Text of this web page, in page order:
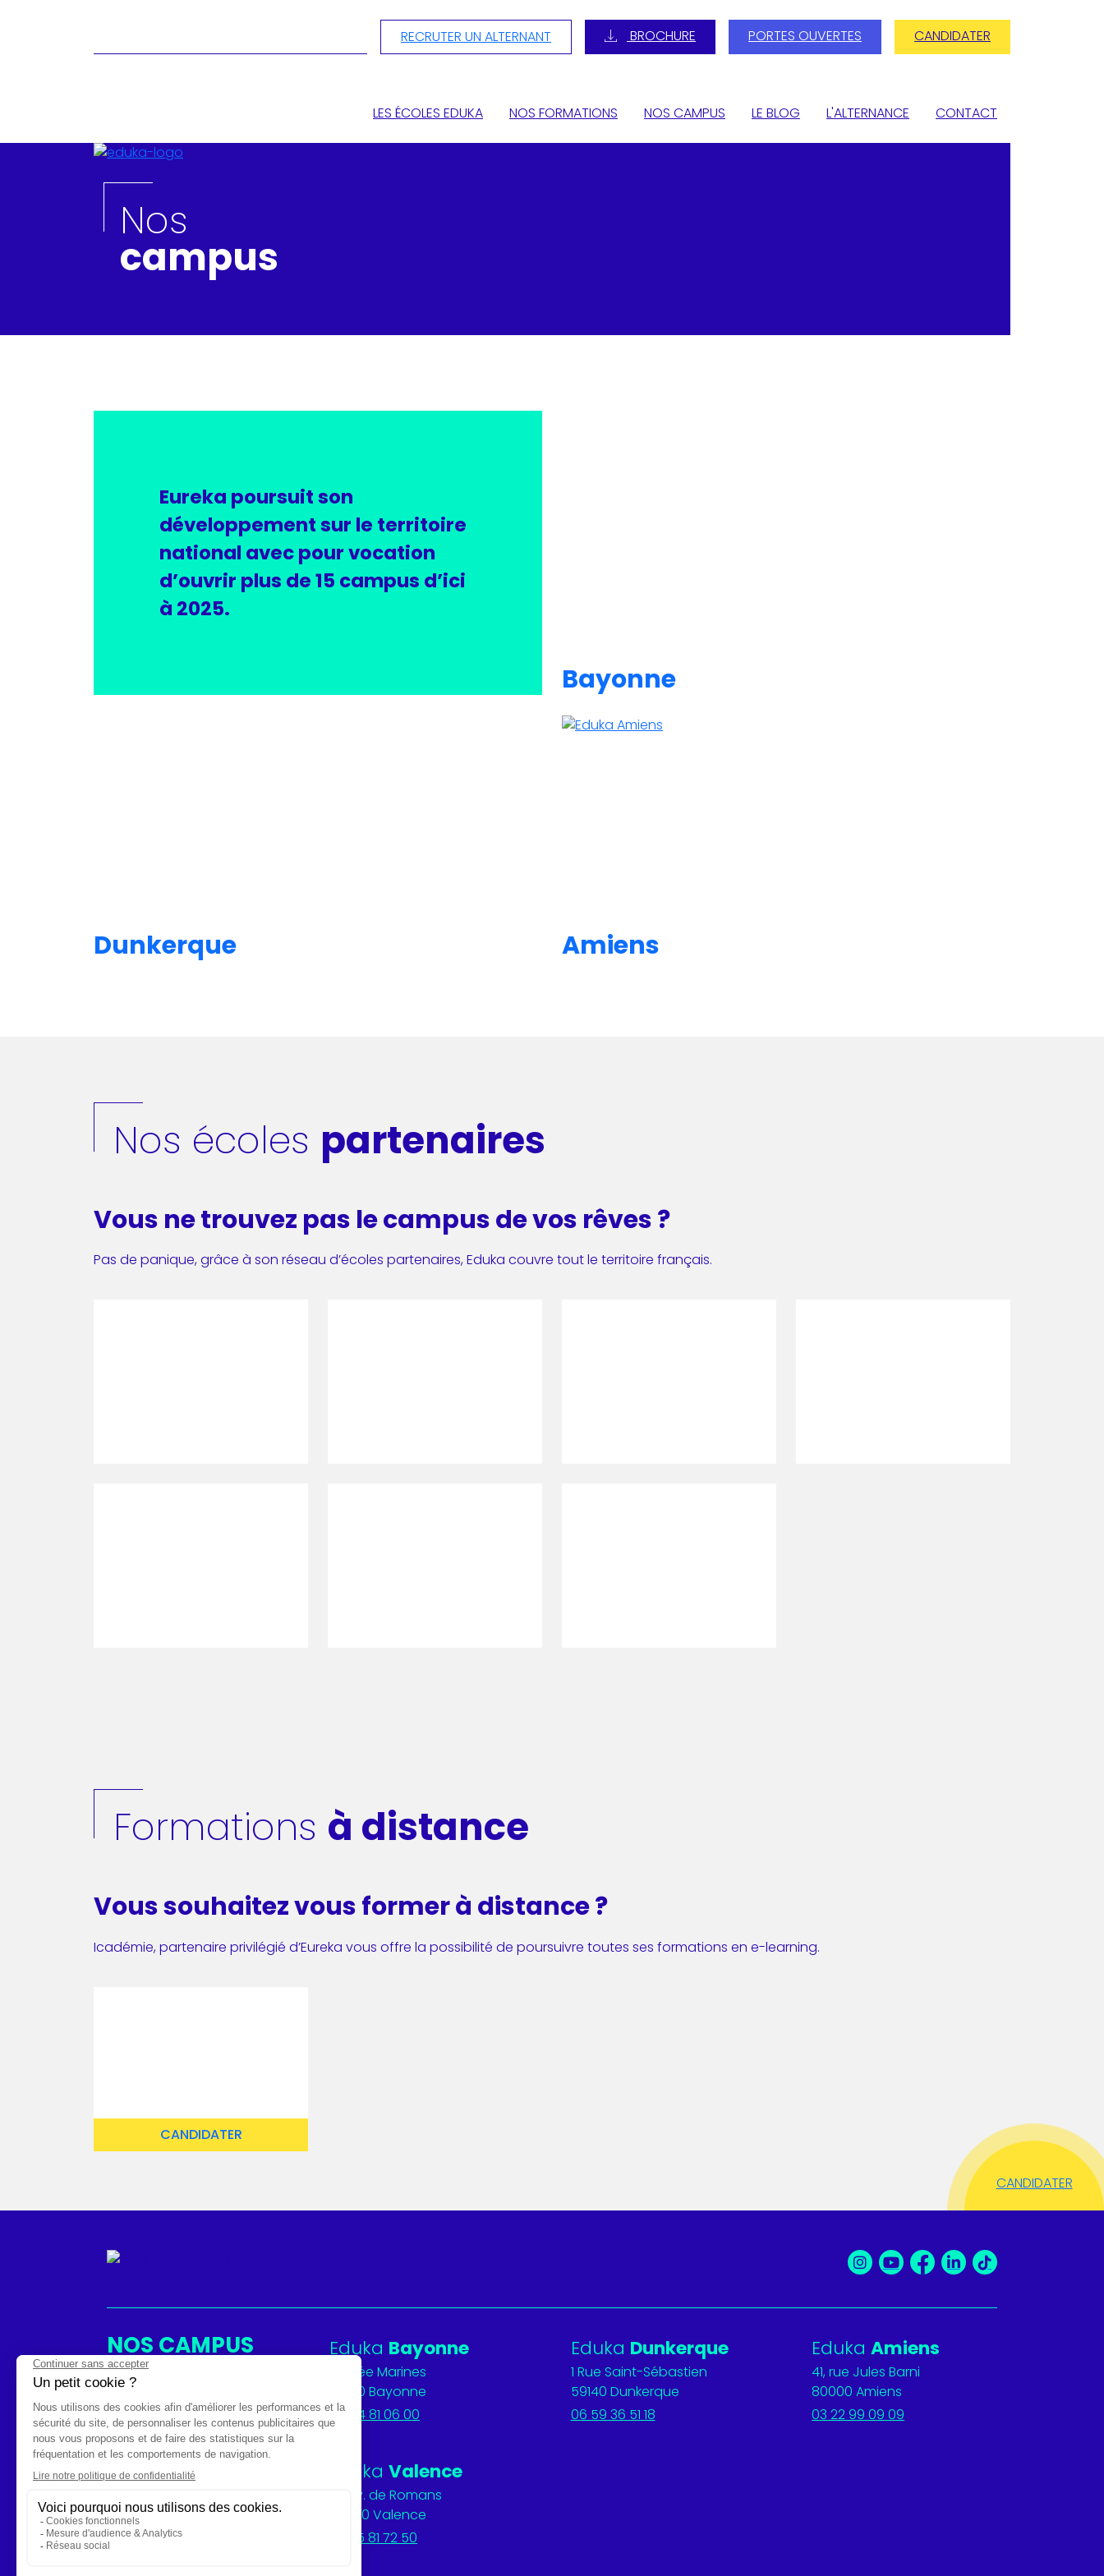
RECRUTER UN ALTERNANT BROCHURE PORTES OUVERTES CANDIDATER
LES ÉCOLES EDUKA NOS FORMATIONS NOS CAMPUS LE BLOG L'ALTERNANCE CONTACT
Nos
campus
Eureka poursuit son
développement sur le territoire
national avec pour vocation
d’ouvrir plus de 15 campus d’ici
à 2025.
Bayonne
Dunkerque Amiens
Nos écoles partenaires
Vous ne trouvez pas le campus de vos rêves ?
Pas de panique, grâce à son réseau d’écoles partenaires, Eduka couvre tout le territoire français.
Formations à distance
Vous souhaitez vous former à distance ?
Icadémie, partenaire privilégié d’Eureka vous offre la possibilité de poursuivre toutes ses formations en e-learning.
CANDIDATER
CANDIDATER
NOS CAMPUS Eduka Bayonne
19 Allée Marines
64100 Bayonne
05 54 81 06 00
Eduka Dunkerque
1 Rue Saint-Sébastien
59140 Dunkerque
06 59 36 51 18
EdukaAmiens
41, rue Jules Barni
80000 Amiens
03 22 99 09 09
Eduka Valence
72 Av. de Romans
26000 Valence
04 75 81 72 50